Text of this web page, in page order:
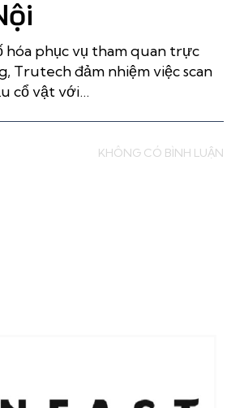
hóa phục vụ tham quan trực
Trutech đảm nhiệm việc scan
cổ vật với…
KHÔNG CÓ BÌNH LUẬN